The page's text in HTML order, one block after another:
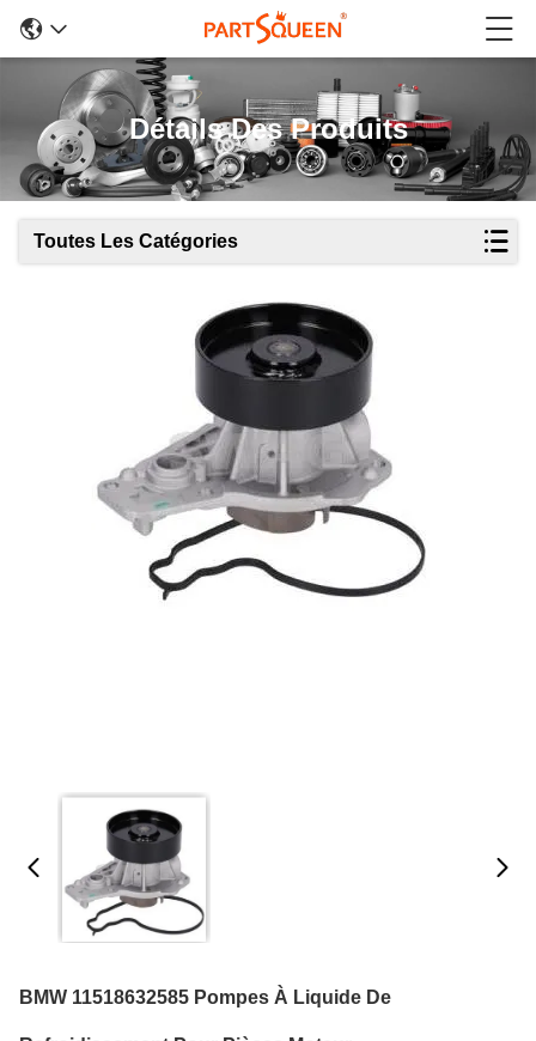
Détails Des Produits
Toutes Les Catégories
BMW 11518632585 Pompes À Liquide De